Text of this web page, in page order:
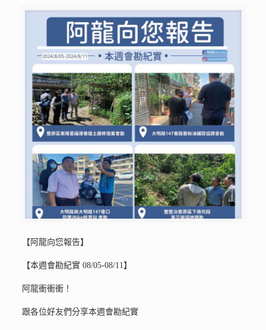
【阿龍向您報告】
【本週會勘紀實 08/05-08/11】
阿龍衝衝衝！
跟各位好友們分享本週會勘紀實